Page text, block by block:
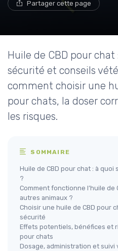
Partager cette page
Huile de CBD pour
sécurité et conseils
comment choisir une
pour chats, la doser
les risques.
SOMMAIRE
Huile de CBD pour chat : à
?
Comment fonctionne l’huile de
autres animaux ?
Choisir une huile de CBD pour
sécurité
Effets potentiels, bénéfices et
pour chats
Dosage, administration et suivi